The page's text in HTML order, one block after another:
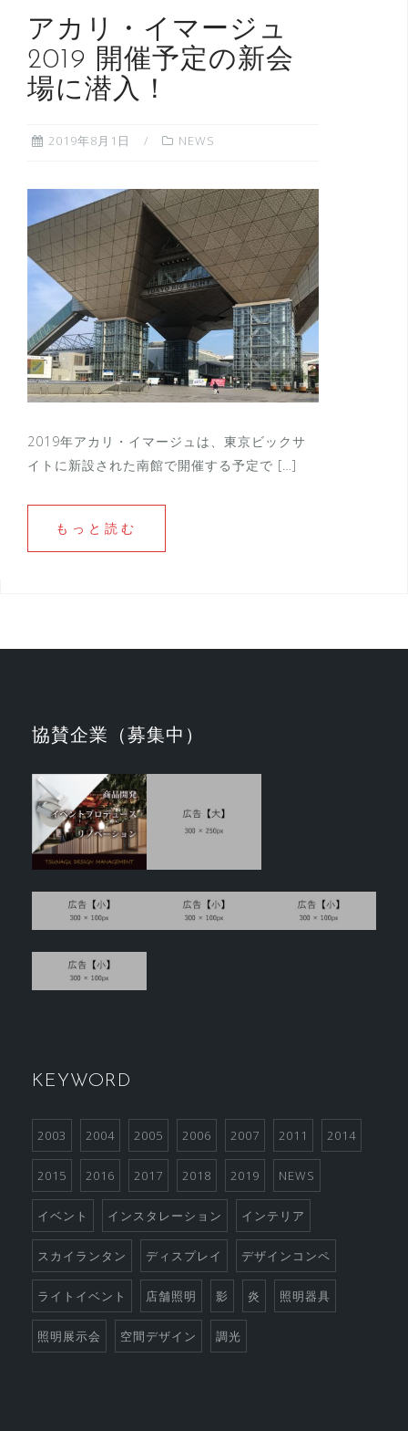
アカリ・イマージュ
2019 開催予定の新会
場に潜入！
2019年8月1日 NEWS
2019年アカリ・イマージュは、東京ビックサ
イトに新設された南館で開催する予定で […]
もっと読む
協賛企業（募集中）
KEYWORD
2003 2004 2005 2006 2007 2011 2014
2015 2016 2017 2018 2019 NEWS
イベント インスタレーション インテリア
スカイランタン ディスプレイ デザインコンペ
ライトイベント 店舗照明 影 炎 照明器具
照明展示会 空間デザイン 調光